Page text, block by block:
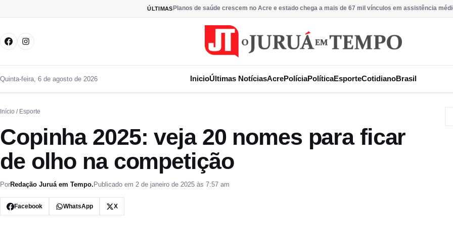
ÚLTIMAS Planos de saúde crescem no Acre e estado chega a mais de 67 mil vínculos em assistência
Quinta-feira, 6 de agosto de 2026 InicioÚltimas NotíciasAcrePolíciaPolíticaEsporteCotidianoBrasil
Início / Esporte
Copinha 2025: veja 20 nomes para ficar
de olho na competição
PorRedação Juruá em Tempo. Publicado em 2 de janeiro de 2025 às 7:57 am
Facebook WhatsApp X